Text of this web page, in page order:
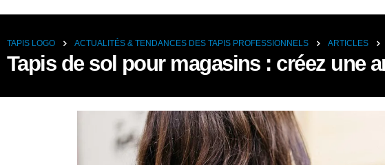
TAPIS LOGO ACTUALITÉS & TENDANCES DES TAPIS PROFESSIONNELS ARTICLES
Tapis de sol pour magasins : créez une